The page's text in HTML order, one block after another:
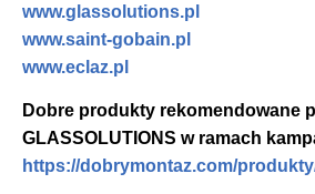
www.glassolutions.pl
www.saint-gobain.pl
www.eclaz.pl
Dobre produkty rekomendowane
GLASSOLUTIONS w ramach
https://dobrymontaz.com/